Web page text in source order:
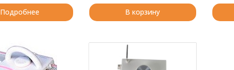
Подробнее В корзину